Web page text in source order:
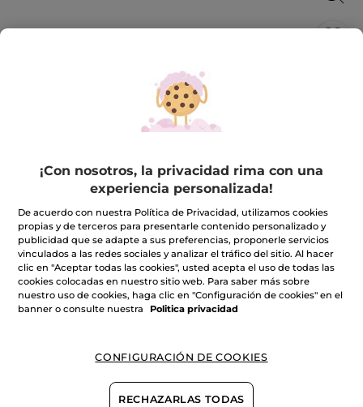
Sombra de Ojos Lifeproof*
Para una mirada a todo color, alta intensidad en
cualquier situación/circunstancia
4.2 ★★★★★
★★★★★
4.2
de
estrellas.
Leer
reseñas
Sombra
de
Ojos
Lifeproof*
(517)INCLUIR UNA RESEÑA
17,90€
Brown
+10
Cantidad
AÑADIR A MI CESTA
¡Con nosotros, la privacidad rima con una
experiencia personalizada!
De acuerdo con nuestra Política de Privacidad, utilizamos cookies
propias y de terceros para presentarle contenido personalizado y
publicidad que se adapte a sus preferencias, proponerle servicios
vinculados a las redes sociales y analizar el tráfico del sitio. Al hacer
clic en "Aceptar todas las cookies", usted acepta el uso de todas las
cookies colocadas en nuestro sitio web. Para saber más sobre
nuestro uso de cookies, haga clic en "Configuración de cookies" en el
banner o consulte nuestra
Politica privacidad
CONFIGURACIÓN DE COOKIES
RECHAZARLAS TODAS